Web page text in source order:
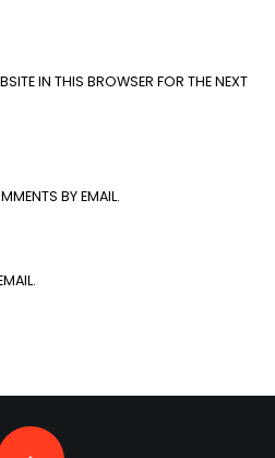
IN THIS BROWSER FOR THE NEXT
BY EMAIL.